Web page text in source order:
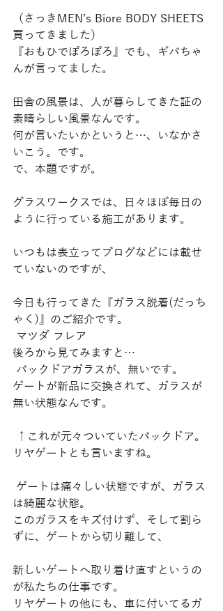
（さっきMEN’s Biore BODY SHEETS
買ってきました）
『おもひでぽろぽろ』でも、ギバちゃ
んが言ってました。
田舎の風景は、人が暮らしてきた証の
素晴らしい風景なんです。
何が言いたいかというと…、いなかさ
いこう。です。
で、本題ですが。
グラスワークスでは、日々ほぼ毎日の
ように行っている施工があります。
いつもは表立ってブログなどには載せ
ていないのですが、
今日も行ってきた『ガラス脱着(だっち
ゃく)』のご紹介です。
マツダ フレア
後ろから見てみますと…
バックドアガラスが、無いです。
ゲートが新品に交換されて、ガラスが
無い状態なんです。
リヤゲートとも言いますね。
は綺麗な状態。
このガラスをキズ付けず、そして割ら
ずに、ゲートから切り離して、
新しいゲートへ取り着け直すというの
が私たちの仕事です。
リヤゲートの他にも、車に付いてるガ